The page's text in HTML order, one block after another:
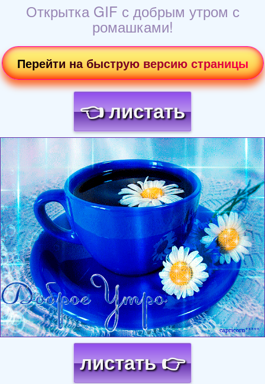
Открытка GIF с добрым утром с
ромашками!
Перейти на быструю версию страницы
👈 листать
Загрузка картинки...
листать 👉